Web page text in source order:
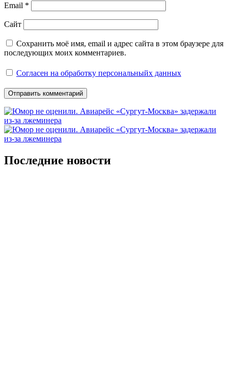
Email *
Сайт
Сохранить моё имя, email и адрес сайта в этом браузере для
последующих моих комментариев.
Согласен на обработку персональныйх данных
Последние новости